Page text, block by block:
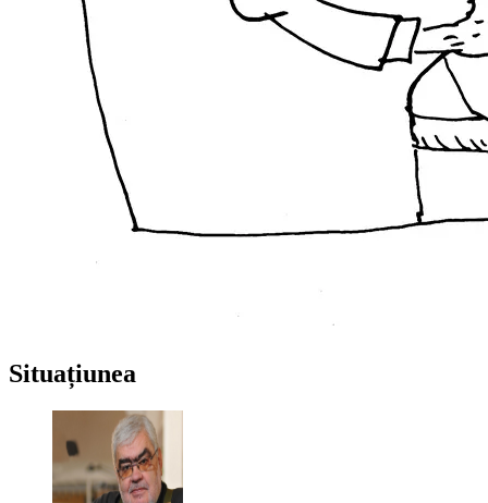
Situațiunea